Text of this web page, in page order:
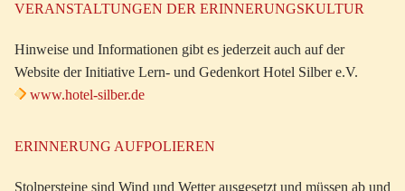
VERANSTALTUNGEN DER ERINNERUNGSKULTUR
Hinweise und Informationen gibt es jederzeit auch auf der
Website der Initiative Lern- und Gedenkort Hotel Silber e.V.
www.hotel-silber.de
ERINNERUNG AUFPOLIEREN
Stolpersteine sind Wind und Wetter ausgesetzt und müssen ab und